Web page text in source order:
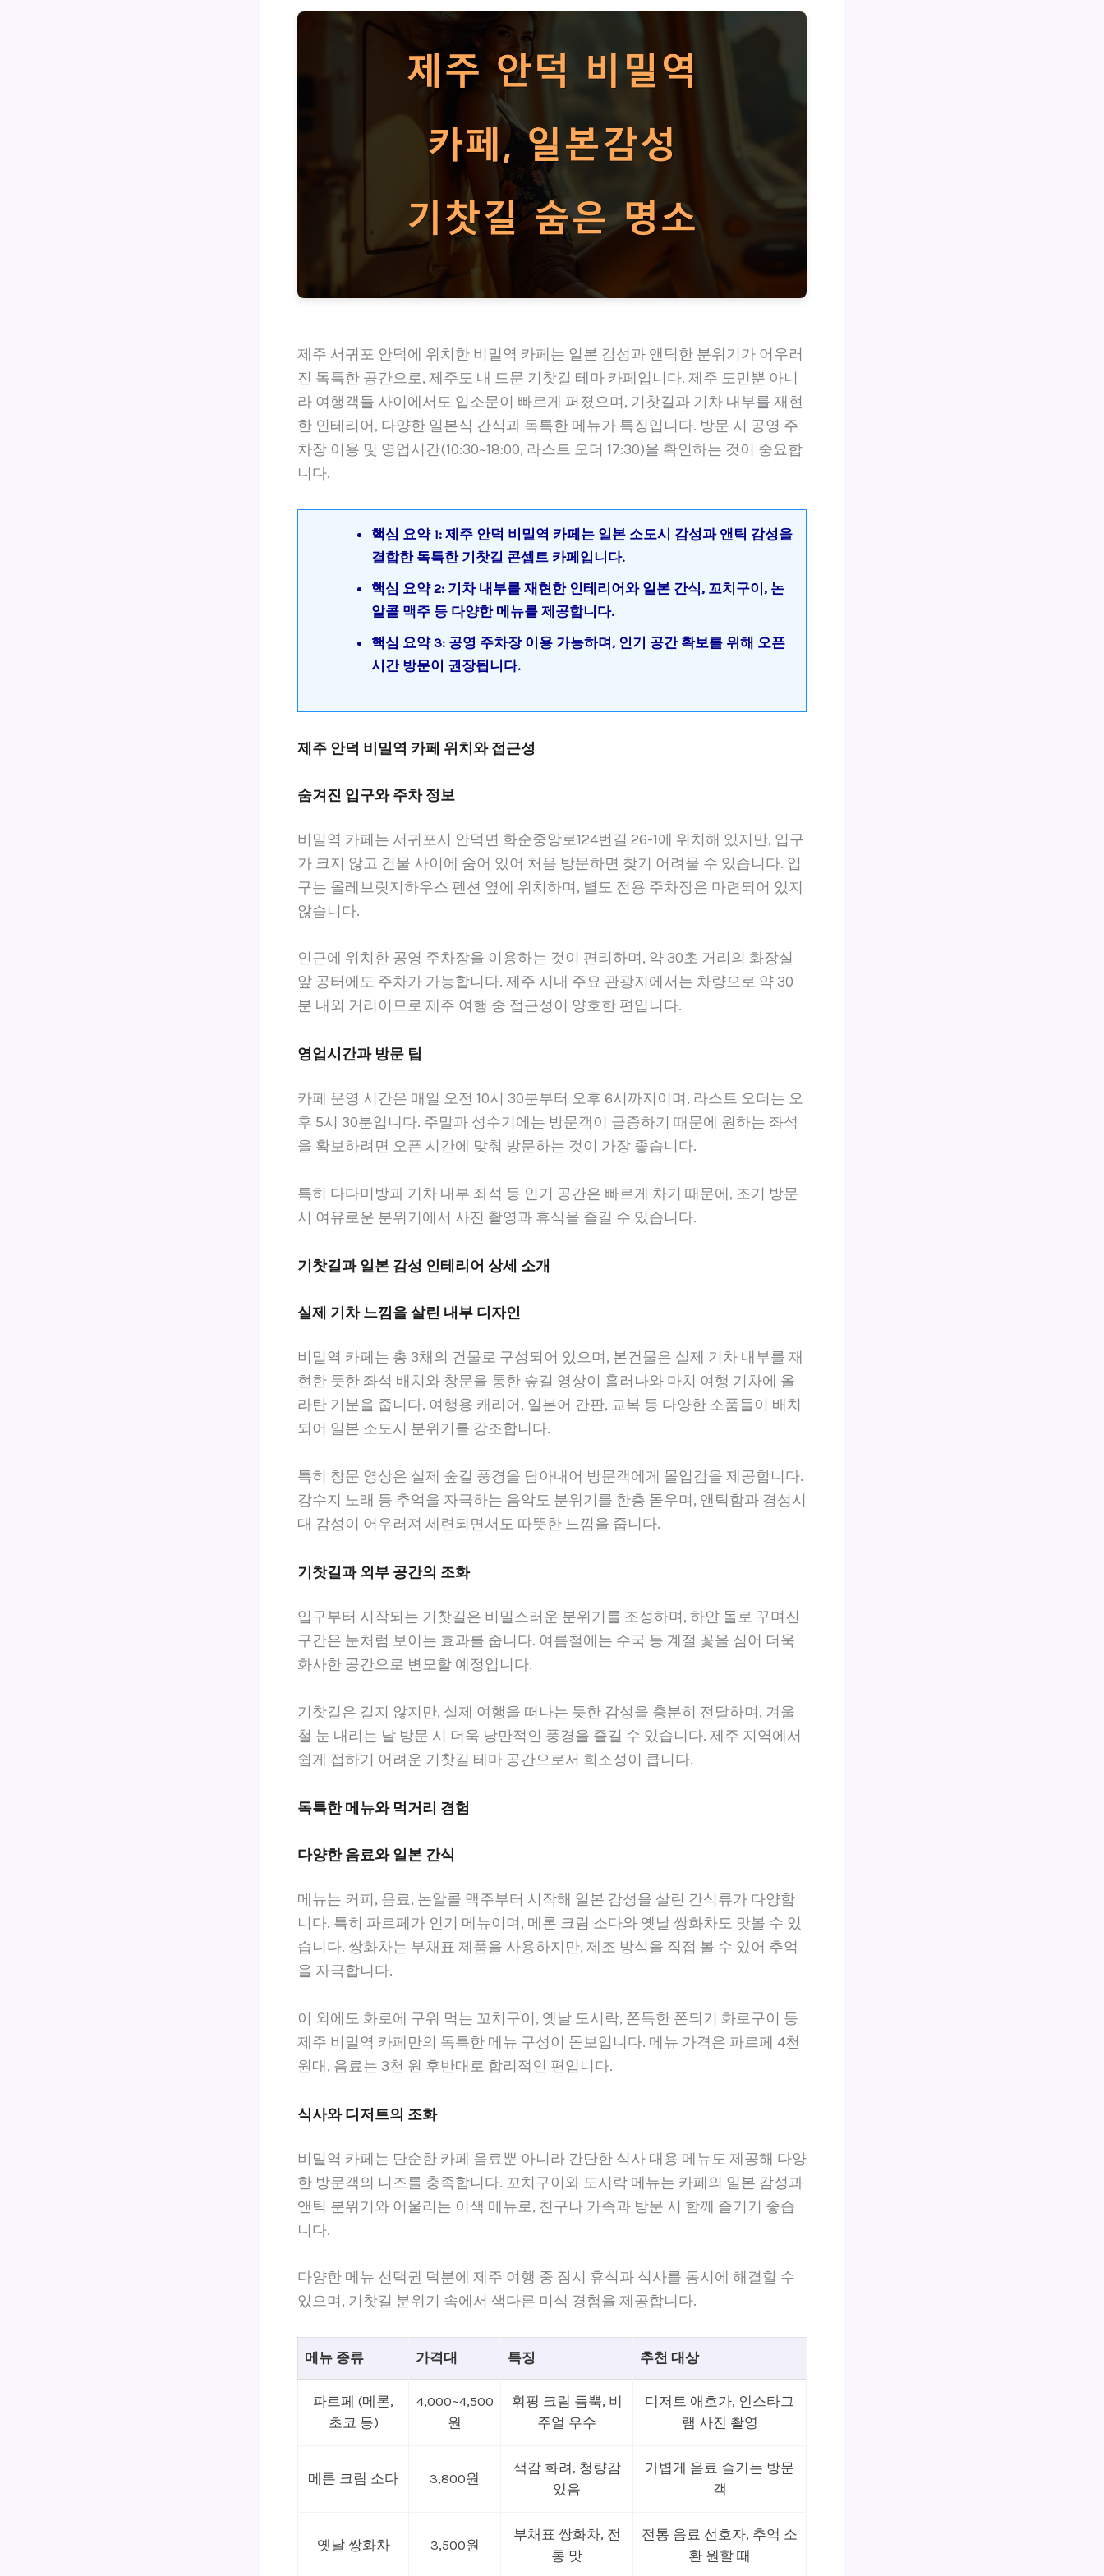
제주 서귀포 안덕에 위치한 비밀역 카페는 일본 감성과 앤틱한 분위기가 어우러
진 독특한 공간으로, 제주도 내 드문 기찻길 테마 카페입니다. 제주 도민뿐 아니
라 여행객들 사이에서도 입소문이 빠르게 퍼졌으며, 기찻길과 기차 내부를 재현
한 인테리어, 다양한 일본식 간식과 독특한 메뉴가 특징입니다. 방문 시 공영 주
차장 이용 및 영업시간(10:30~18:00, 라스트 오더 17:30)을 확인하는 것이 중요합
니다.
핵심 요약 1: 제주 안덕 비밀역 카페는 일본 소도시 감성과 앤틱 감성을
결합한 독특한 기찻길 콘셉트 카페입니다.
핵심 요약 2: 기차 내부를 재현한 인테리어와 일본 간식, 꼬치구이, 논
알콜 맥주 등 다양한 메뉴를 제공합니다.
핵심 요약 3: 공영 주차장 이용 가능하며, 인기 공간 확보를 위해 오픈
시간 방문이 권장됩니다.
제주 안덕 비밀역 카페 위치와 접근성
숨겨진 입구와 주차 정보
비밀역 카페는 서귀포시 안덕면 화순중앙로124번길 26-1에 위치해 있지만, 입구
가 크지 않고 건물 사이에 숨어 있어 처음 방문하면 찾기 어려울 수 있습니다. 입
구는 올레브릿지하우스 펜션 옆에 위치하며, 별도 전용 주차장은 마련되어 있지
않습니다.
인근에 위치한 공영 주차장을 이용하는 것이 편리하며, 약 30초 거리의 화장실
앞 공터에도 주차가 가능합니다. 제주 시내 주요 관광지에서는 차량으로 약 30
분 내외 거리이므로 제주 여행 중 접근성이 양호한 편입니다.
영업시간과 방문 팁
카페 운영 시간은 매일 오전 10시 30분부터 오후 6시까지이며, 라스트 오더는 오
후 5시 30분입니다. 주말과 성수기에는 방문객이 급증하기 때문에 원하는 좌석
을 확보하려면 오픈 시간에 맞춰 방문하는 것이 가장 좋습니다.
특히 다다미방과 기차 내부 좌석 등 인기 공간은 빠르게 차기 때문에, 조기 방문
시 여유로운 분위기에서 사진 촬영과 휴식을 즐길 수 있습니다.
기찻길과 일본 감성 인테리어 상세 소개
실제 기차 느낌을 살린 내부 디자인
비밀역 카페는 총 3채의 건물로 구성되어 있으며, 본건물은 실제 기차 내부를 재
현한 듯한 좌석 배치와 창문을 통한 숲길 영상이 흘러나와 마치 여행 기차에 올
라탄 기분을 줍니다. 여행용 캐리어, 일본어 간판, 교복 등 다양한 소품들이 배치
되어 일본 소도시 분위기를 강조합니다.
특히 창문 영상은 실제 숲길 풍경을 담아내어 방문객에게 몰입감을 제공합니다.
강수지 노래 등 추억을 자극하는 음악도 분위기를 한층 돋우며, 앤틱함과 경성시
대 감성이 어우러져 세련되면서도 따뜻한 느낌을 줍니다.
기찻길과 외부 공간의 조화
입구부터 시작되는 기찻길은 비밀스러운 분위기를 조성하며, 하얀 돌로 꾸며진
구간은 눈처럼 보이는 효과를 줍니다. 여름철에는 수국 등 계절 꽃을 심어 더욱
화사한 공간으로 변모할 예정입니다.
기찻길은 길지 않지만, 실제 여행을 떠나는 듯한 감성을 충분히 전달하며, 겨울
철 눈 내리는 날 방문 시 더욱 낭만적인 풍경을 즐길 수 있습니다. 제주 지역에서
쉽게 접하기 어려운 기찻길 테마 공간으로서 희소성이 큽니다.
독특한 메뉴와 먹거리 경험
다양한 음료와 일본 간식
메뉴는 커피, 음료, 논알콜 맥주부터 시작해 일본 감성을 살린 간식류가 다양합
니다. 특히 파르페가 인기 메뉴이며, 메론 크림 소다와 옛날 쌍화차도 맛볼 수 있
습니다. 쌍화차는 부채표 제품을 사용하지만, 제조 방식을 직접 볼 수 있어 추억
을 자극합니다.
이 외에도 화로에 구워 먹는 꼬치구이, 옛날 도시락, 쫀득한 쫀듸기 화로구이 등
제주 비밀역 카페만의 독특한 메뉴 구성이 돋보입니다. 메뉴 가격은 파르페 4천
원대, 음료는 3천 원 후반대로 합리적인 편입니다.
식사와 디저트의 조화
비밀역 카페는 단순한 카페 음료뿐 아니라 간단한 식사 대용 메뉴도 제공해 다양
한 방문객의 니즈를 충족합니다. 꼬치구이와 도시락 메뉴는 카페의 일본 감성과
앤틱 분위기와 어울리는 이색 메뉴로, 친구나 가족과 방문 시 함께 즐기기 좋습
니다.
다양한 메뉴 선택권 덕분에 제주 여행 중 잠시 휴식과 식사를 동시에 해결할 수
있으며, 기찻길 분위기 속에서 색다른 미식 경험을 제공합니다.
메뉴 종류 가격대 특징 추천 대상
파르페 (메론,
초코 등)
4,000~4,500
원
휘핑 크림 듬뿍, 비
주얼 우수
디저트 애호가, 인스타그
램 사진 촬영
메론 크림 소다 3,800원
색감 화려, 청량감
있음
가볍게 음료 즐기는 방문
객
옛날 쌍화차 3,500원
부채표 쌍화차, 전
통 맛
전통 음료 선호자, 추억 소
환 원할 때